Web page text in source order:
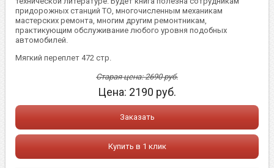
придорожных станций ТО, многочисленным механикам
мастерских ремонта, многим другим ремонтникам,
практикующим обслуживание любого уровня подобных
автомобилей.
Мягкий переплет 472 стр.
Старая цена:2690руб.
Цена: 2190 руб.
Заказать
Купить в 1 клик